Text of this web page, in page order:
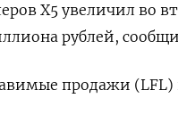
X5 увеличил во
рублей,
продажи (LFL)